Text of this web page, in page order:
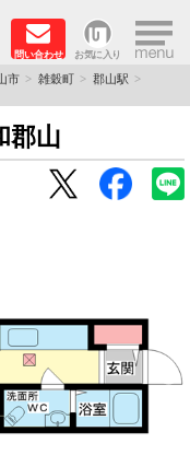
問い合わせ お気に入り ×
南部)
市 雑穀町
郡山駅
郡山